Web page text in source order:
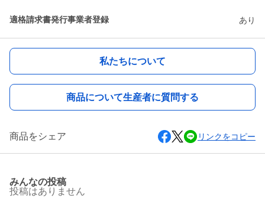
適格請求書発行事業者登録 あり
私たちについて
商品について生産者に質問する
商品をシェア リンクをコピー
みんなの投稿
投稿はありません